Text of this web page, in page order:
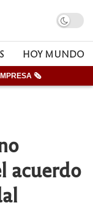
HOY MUNDO
🗞
acuerdo